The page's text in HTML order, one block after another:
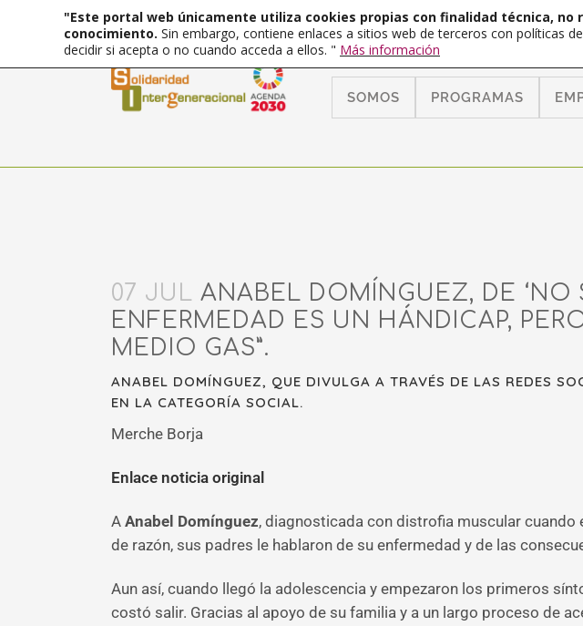
SOMOS PROGRAMAS
07 JUL ANABEL DOMÍNGUEZ, DE ‘NO
ENFERMEDAD ES UN HÁNDICAP,
MEDIO GAS”.
ANABEL DOMÍNGUEZ, QUE DIVULGA A TRAVÉS DE LAS REDES
EN LA CATEGORÍA SOCIAL.
Merche Borja
Enlace noticia original
A Anabel Domínguez, diagnosticada con distrofia muscular cuando
de razón, sus padres le hablaron de su enfermedad y de las
Aun así, cuando llegó la adolescencia y empezaron los primeros
costó salir. Gracias al apoyo de su familia y a un largo proceso de
"Este portal web únicamente utiliza cookies propias con finalidad técnica,
conocimiento. Sin embargo, contiene enlaces a sitios web de terceros con políticas
decidir si acepta o no cuando acceda a ellos. " Más información